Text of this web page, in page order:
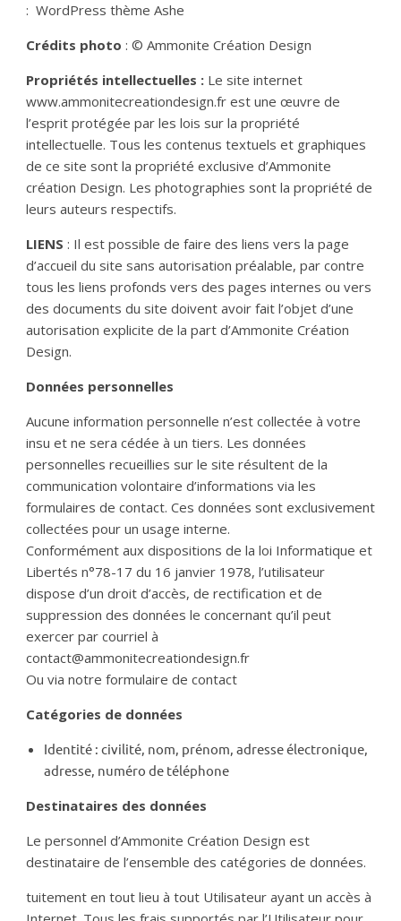
: WordPress thème Ashe
Crédits photo : © Ammonite Création Design
Propriétés intellectuelles : Le site internet
www.ammonitecreationdesign.fr est une œuvre de
l’esprit protégée par les lois sur la propriété
intellectuelle. Tous les contenus textuels et graphiques
de ce site sont la propriété exclusive d’Ammonite
création Design. Les photographies sont la propriété de
leurs auteurs respectifs.
LIENS : Il est possible de faire des liens vers la page
d’accueil du site sans autorisation préalable, par contre
tous les liens profonds vers des pages internes ou vers
des documents du site doivent avoir fait l’objet d’une
autorisation explicite de la part d’Ammonite Création
Design.
Données personnelles
Aucune information personnelle n’est collectée à votre
insu et ne sera cédée à un tiers. Les données
personnelles recueillies sur le site résultent de la
communication volontaire d’informations via les
formulaires de contact. Ces données sont exclusivement
collectées pour un usage interne.
Conformément aux dispositions de la loi Informatique et
Libertés n°78-17 du 16 janvier 1978, l’utilisateur
dispose d’un droit d’accès, de rectification et de
suppression des données le concernant qu’il peut
exercer par courriel à
contact@ammonitecreationdesign.fr
Ou via notre formulaire de contact
Catégories de données
Identité : civilité, nom, prénom, adresse électronique,
adresse, numéro de téléphone
Destinataires des données
Le personnel d’Ammonite Création Design est
destinataire de l’ensemble des catégories de données.
tuitement en tout lieu à tout Utilisateur ayant un accès à